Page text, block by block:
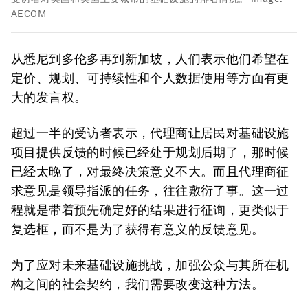
AECOM
从悉尼到多伦多再到新加坡，人们表示他们希望在
定价、规划、可持续性和个人数据使用等方面有更
大的发言权。
超过一半的受访者表示，代理商让居民对基础设施
项目提供反馈的时候已经处于规划后期了，那时候
已经太晚了，对最终决策意义不大。而且代理商征
求意见是领导指派的任务，往往敷衍了事。这一过
程就是带着预先确定好的结果进行征询，更类似于
复选框，而不是为了获得有意义的反馈意见。
为了应对未来基础设施挑战，加强公众与其所在机
构之间的社会契约，我们需要改变这种方法。